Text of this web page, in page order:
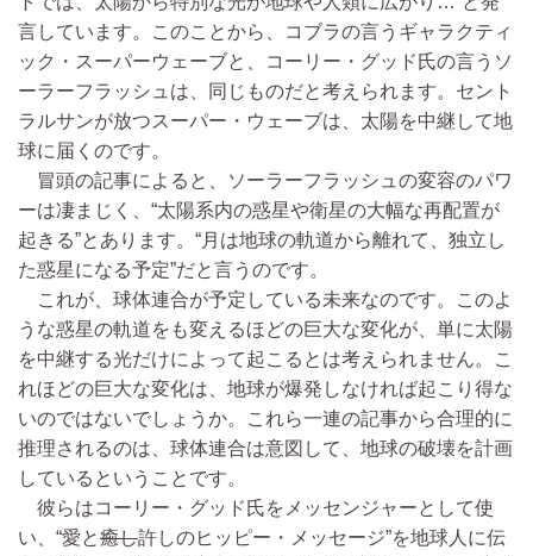
言しています。このことから、コブラの言うギャラクティ
ック・スーパーウェーブと、コーリー・グッド氏の言うソ
ーラーフラッシュは、同じものだと考えられます。セント
ラルサンが放つスーパー・ウェーブは、太陽を中継して地
球に届くのです。
冒頭の記事によると、ソーラーフラッシュの変容のパワ
ーは凄まじく、“太陽系内の惑星や衛星の大幅な再配置が
起きる”とあります。“月は地球の軌道から離れて、独立し
た惑星になる予定”だと言うのです。
これが、球体連合が予定している未来なのです。このよ
うな惑星の軌道をも変えるほどの巨大な変化が、単に太陽
を中継する光だけによって起こるとは考えられません。こ
れほどの巨大な変化は、地球が爆発しなければ起こり得な
いのではないでしょうか。これら一連の記事から合理的に
推理されるのは、球体連合は意図して、地球の破壊を計画
しているということです。
彼らはコーリー・グッド氏をメッセンジャーとして使
い、“愛と癒し許しのヒッピー・メッセージ”を地球人に伝